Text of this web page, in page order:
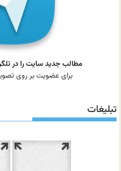
مطالب جدید سایت را در
برای عضویت بر روی
تبلیغات